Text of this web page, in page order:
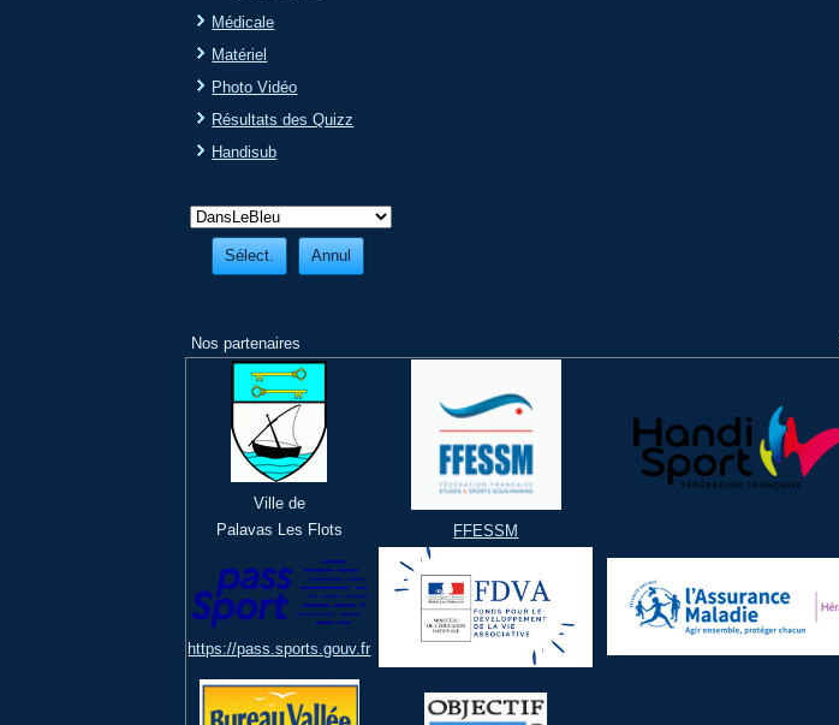
Médicale
Matériel
Photo Vidéo
Résultats des Quizz
Handisub
Nos partenaires
Ville de
Palavas Les Flots
FFESSM
https://pass.sports.gouv.fr